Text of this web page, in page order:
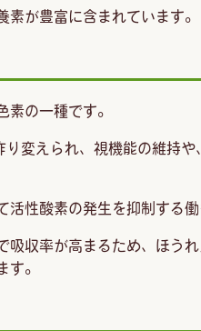
が豊富に含まれています。
の一種です。
変えられ、視機能の維持
性酸素の発生を抑制する働
収率が高まるため、ほう
す。